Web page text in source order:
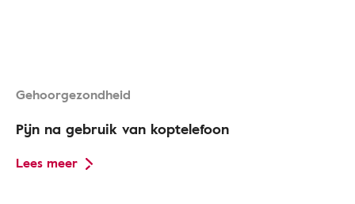
Gehoorgezondheid
Pijn na gebruik van koptelefoon
Lees meer